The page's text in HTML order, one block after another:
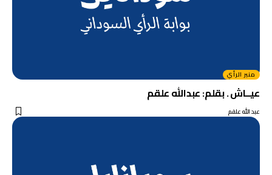
منبر الرأي
عيــاش . بقلم: عبدالله علقم
عبد الله علقم